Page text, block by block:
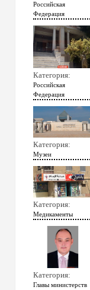
Российская
Федерация
Категория:
Российская
Федерация
Категория:
Музеи
Категория:
Медикаменты
Категория:
Главы министерств